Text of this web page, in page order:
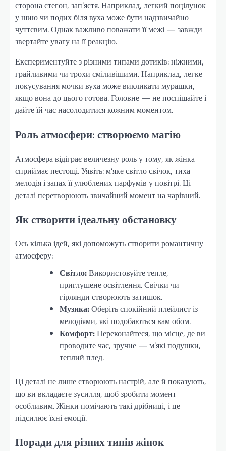
сторона стегон, зап’ястя. Наприклад, легкий поцілунок
у шию чи подих біля вуха може бути надзвичайно
чуттєвим. Однак важливо поважати її межі — завжди
звертайте увагу на її реакцію.
Експериментуйте з різними типами дотиків: ніжними,
грайливими чи трохи сміливішими. Наприклад, легке
покусування мочки вуха може викликати мурашки,
якщо вона до цього готова. Головне — не поспішайте і
дайте їй час насолодитися кожним моментом.
Роль атмосфери: створюємо магію
Атмосфера відіграє величезну роль у тому, як жінка
сприймає пестощі. Уявіть: м’яке світло свічок, тиха
мелодія і запах її улюблених парфумів у повітрі. Ці
деталі перетворюють звичайний момент на чарівний.
Як створити ідеальну обстановку
Ось кілька ідей, які допоможуть створити романтичну
атмосферу:
Світло:Використовуйте тепле,
приглушене освітлення. Свічки чи
гірлянди створюють затишок.
Музика:Оберіть спокійний плейлист із
мелодіями, які подобаються вам обом.
Комфорт:Переконайтеся, що місце, де ви
проводите час, зручне — м’які подушки,
теплий плед.
Ці деталі не лише створюють настрій, але й показують,
що ви вкладаєте зусилля, щоб зробити момент
особливим. Жінки помічають такі дрібниці, і це
підсилює їхні емоції.
Поради для різних типів жінок